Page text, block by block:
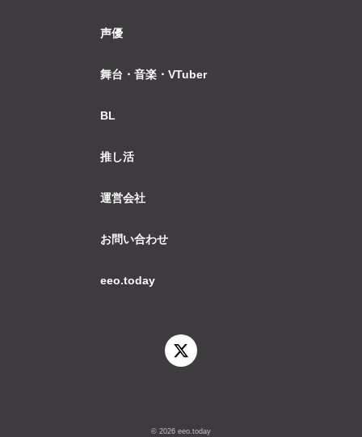
声優
舞台・音楽・VTuber
BL
推し活
運営会社
お問い合わせ
eeo.today
© 2026 eeo.today